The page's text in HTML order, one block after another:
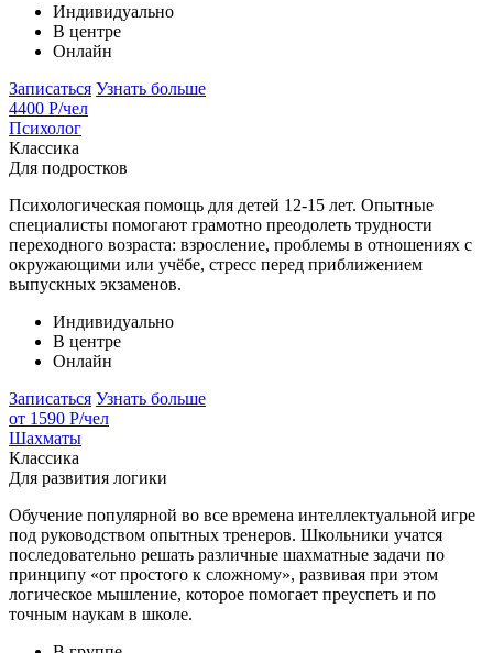
Индивидуально
В центре
Онлайн
Записаться Узнать больше
4400 Р/чел
Психолог
Классика
Для подростков
Психологическая помощь для детей 12-15 лет. Опытные
специалисты помогают грамотно преодолеть трудности
переходного возраста: взросление, проблемы в отношениях с
окружающими или учёбе, стресс перед приближением
выпускных экзаменов.
Индивидуально
В центре
Онлайн
Записаться Узнать больше
от 1590 Р/чел
Шахматы
Классика
Для развития логики
Обучение популярной во все времена интеллектуальной игре
под руководством опытных тренеров. Школьники учатся
последовательно решать различные шахматные задачи по
принципу «от простого к сложному», развивая при этом
логическое мышление, которое помогает преуспеть и по
точным наукам в школе.